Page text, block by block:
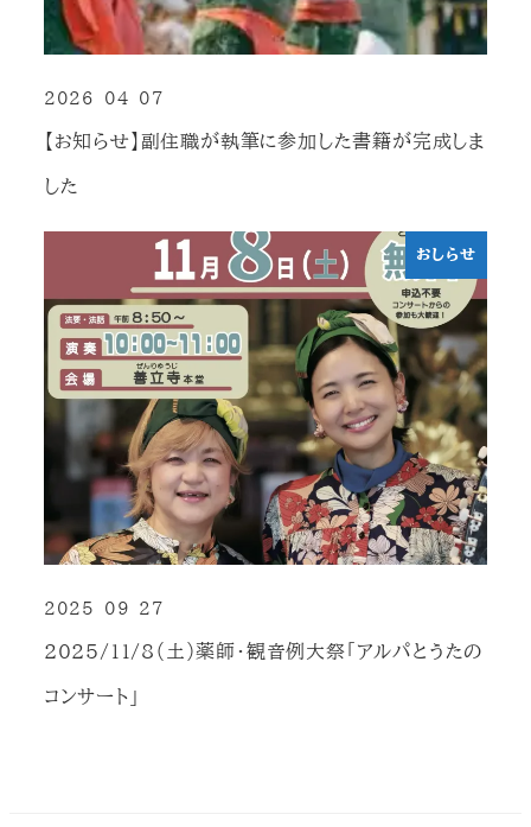
【お知らせ】副住職が執筆に参加した書籍が完成しま
した
2026-04-07
おしらせ
2025/11/8（土）薬師・観音例大祭「アルパとうたの
コンサート」
2025-09-27